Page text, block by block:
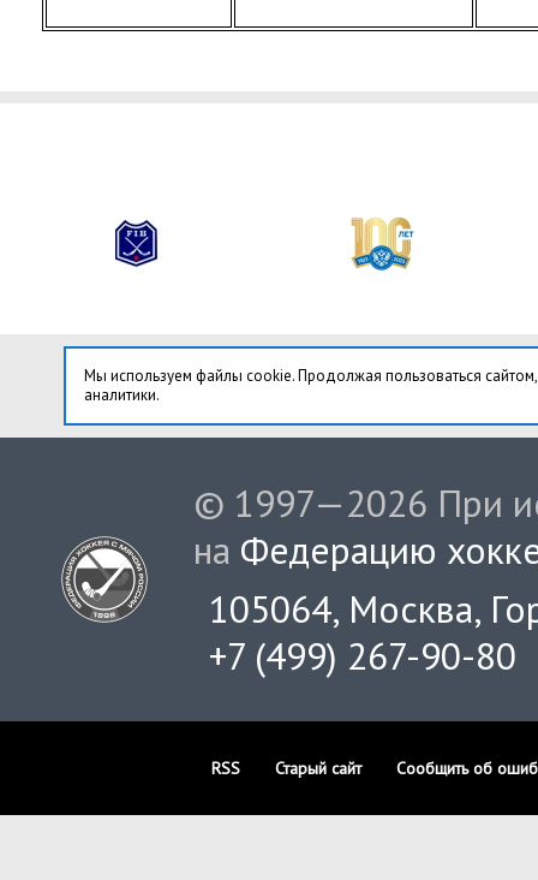
Мы используем файлы cookie. Продолжая пользоваться
аналитики.
© 1997—2026 При
на Федерацию
105064, Москва,
+7 (499) 267-90-80
RSS Старый сайт Сообщить об